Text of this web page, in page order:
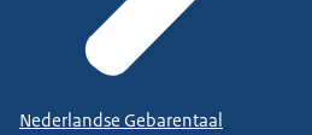
Nederlandse Gebarentaal